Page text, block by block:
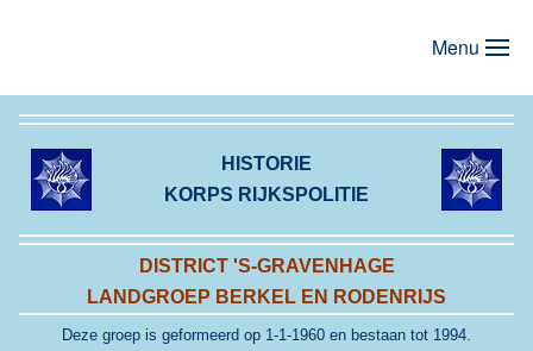
Menu
HISTORIE
KORPS RIJKSPOLITIE
DISTRICT 'S-GRAVENHAGE
LANDGROEP BERKEL EN RODENRIJS
Deze groep is geformeerd op 1-1-1960 en bestaan tot 1994.